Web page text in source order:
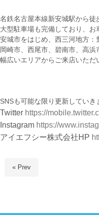
名鉄名古屋本線新安城駅から徒
大型駐車場も完備しており、お
安城市をはじめ、西三河地方：
岡崎市、西尾市、碧南市、高浜
幅広いエリアからご来店いただ
SNSも可能な限り更新していき
Twitter https://
Instagram https://
アイエフシー株式会社HP
« Prev